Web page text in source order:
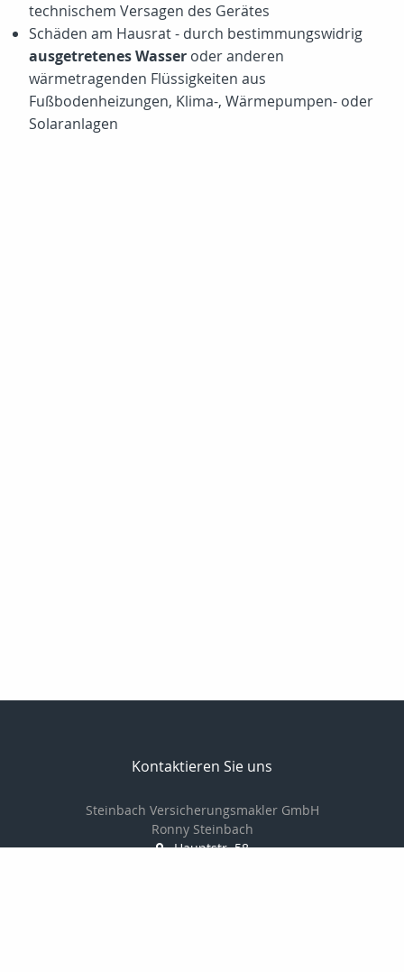
technischem Versagen des Gerätes
Schäden am Hausrat - durch bestimmungswidrig
ausgetretenes Wasser oder anderen
wärmetragenden Flüssigkeiten aus
Fußbodenheizungen, Klima-, Wärmepumpen- oder
Solaranlagen
Kontaktieren Sie uns
Steinbach Versicherungsmakler GmbH
Ronny Steinbach
Hauptstr. 58